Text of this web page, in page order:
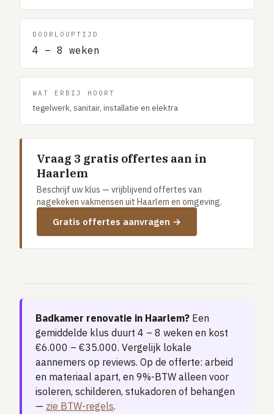
Badkamer renovatie
Dakkapel plaatsen
Dak renovatie
TUIN
Tuin aanleg of renovatie
CV-ketel vervangen
Warmtepomp plaatsen
Vloerverwarming aanleggen
Thermostaat installeren
Spouwmuur isoleren
ELEKTRA
Groepenkast vervangen
Elektra uitbreiden
Volledig overzicht — alle 23 klussen & prijsranges →
23 klussen · publieke ranking
DOORLOOPTIJD
4 – 8 weken
WAT ERBIJ HOORT
tegelwerk, sanitair, installatie en elektra
Vraag 3 gratis offertes aan in
Haarlem
Beschrijf uw klus — vrijblijvend offertes van
nagekeken vakmensen uit Haarlem en omgeving.
Gratis offertes aanvragen →
Badkamer renovatie in Haarlem? Een
gemiddelde klus duurt 4 – 8 weken en kost
€6.000 – €35.000. Vergelijk lokale
aannemers op reviews. Op de offerte: arbeid
en materiaal apart, en 9%-BTW alleen voor
isoleren, schilderen, stukadoren of behangen
— zie BTW-regels.